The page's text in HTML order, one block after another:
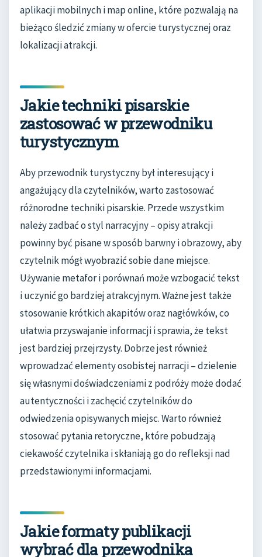
aplikacji mobilnych i map online, które pozwalają na
bieżąco śledzić zmiany w ofercie turystycznej oraz
lokalizacji atrakcji.
Jakie techniki pisarskie
zastosować w przewodniku
turystycznym
Aby przewodnik turystyczny był interesujący i
angażujący dla czytelników, warto zastosować
różnorodne techniki pisarskie. Przede wszystkim
należy zadbać o styl narracyjny – opisy atrakcji
powinny być pisane w sposób barwny i obrazowy, aby
czytelnik mógł wyobrazić sobie dane miejsce.
Używanie metafor i porównań może wzbogacić tekst
i uczynić go bardziej atrakcyjnym. Ważne jest także
stosowanie krótkich akapitów oraz nagłówków, co
ułatwia przyswajanie informacji i sprawia, że tekst
jest bardziej przejrzysty. Dobrze jest również
wprowadzać elementy osobistej narracji – dzielenie
się własnymi doświadczeniami z podróży może dodać
autentyczności i zachęcić czytelników do
odwiedzenia opisywanych miejsc. Warto również
stosować pytania retoryczne, które pobudzają
ciekawość czytelnika i skłaniają go do refleksji nad
przedstawionymi informacjami.
Jakie formaty publikacji
wybrać dla przewodnika